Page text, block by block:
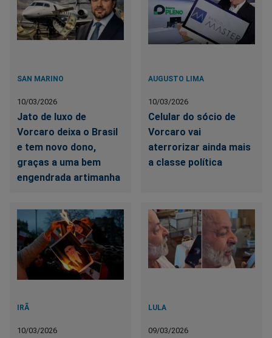
SAN MARINO
10/03/2026
Jato de luxo de
Vorcaro deixa o Brasil
e tem novo dono,
graças a uma bem
engendrada artimanha
AUGUSTO LIMA
10/03/2026
Celular do sócio de
Vorcaro vai
aterrorizar ainda mais
a classe política
IRÃ
10/03/2026
LULA
09/03/2026